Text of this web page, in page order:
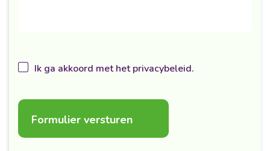
Ik ga akkoord met het privacybeleid.